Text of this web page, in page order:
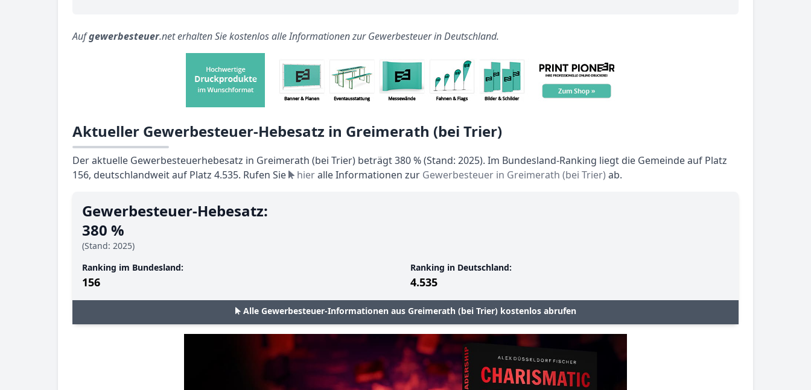
Aufgewerbesteuer.net erhalten Sie kostenlos alle Informationen zur Gewerbesteuer in Deutschland.
Aktueller Gewerbesteuer-Hebesatz in Greimerath (bei Trier)
Der aktuelle Gewerbesteuerhebesatz in Greimerath (bei Trier) beträgt 380 % (Stand: 2025). Im Bundesland-Ranking liegt die Gemeinde auf Platz
156, deutschlandweit auf Platz 4.535. Rufen Sie
hieralle Informationen zur Gewerbesteuer in Greimerath (bei Trier) ab.
Gewerbesteuer-Hebesatz:
380 %
(Stand: 2025)
Ranking im Bundesland:
156
Ranking in Deutschland:
4.535
Alle Gewerbesteuer-Informationen aus Greimerath (bei Trier) kostenlos abrufen